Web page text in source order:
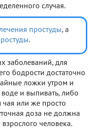
случая.
простуды, а
.
заболеваний, для
бодрости достаточно
ложки утром и
и выпивать, либо
чая или же просто
доза не должна
человека.